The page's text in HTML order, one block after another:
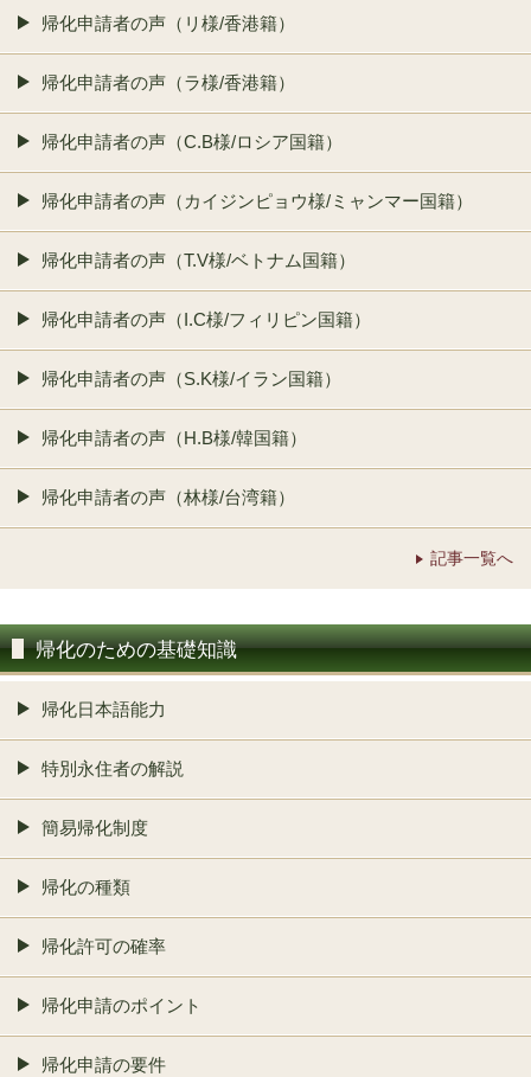
帰化申請者の声（リ様/香港籍）
帰化申請者の声（ラ様/香港籍）
帰化申請者の声（C.B様/ロシア国籍）
帰化申請者の声（カイジンピョウ様/ミャンマー国籍）
帰化申請者の声（T.V様/ベトナム国籍）
帰化申請者の声（I.C様/フィリピン国籍）
帰化申請者の声（S.K様/イラン国籍）
帰化申請者の声（H.B様/韓国籍）
帰化申請者の声（林様/台湾籍）
記事一覧へ
帰化のための基礎知識
帰化日本語能力
特別永住者の解説
簡易帰化制度
帰化の種類
帰化許可の確率
帰化申請のポイント
帰化申請の要件